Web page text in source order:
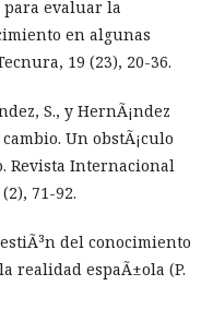
para evaluar la
en algunas
19 (23), 20-36.
S., y HernÃ¡ndez
Un obstÃ¡culo
Revista Internacional
71-92.
del conocimiento
realidad espaÃ±ola (P.